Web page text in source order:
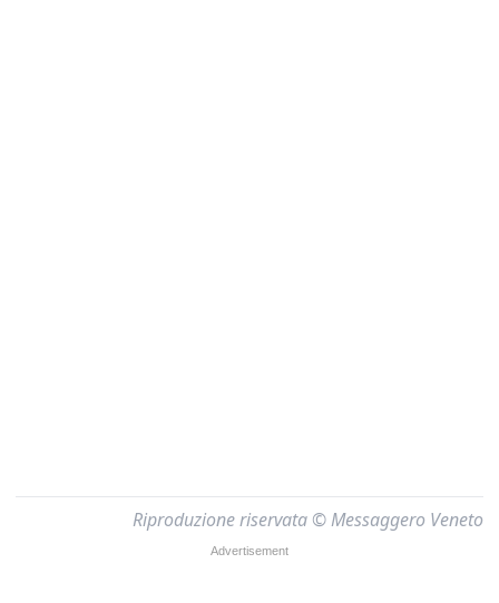
Riproduzione riservata © Messaggero Veneto